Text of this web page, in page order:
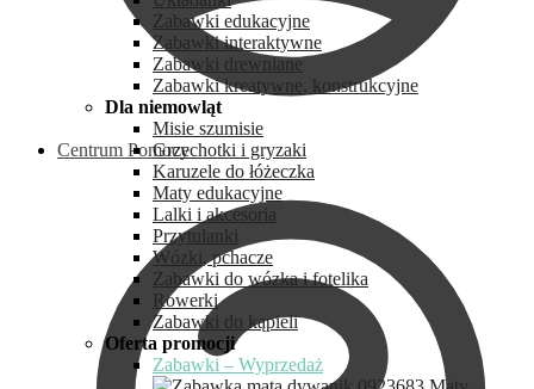
Centrum Pomocy
Zabawki edukacyjne
Zabawki interaktywne
Zabawki drewniane
Zabawki kreatywne, konstrukcyjne
Dla niemowląt
Misie szumisie
Grzechotki i gryzaki
Karuzele do łóżeczka
Maty edukacyjne
Lalki i akcesoria
Przytulanki
Wózki, pchacze
Zabawki do wózka i fotelika
Rowerki
Zabawki do kąpieli
Oferta promocji
Zabawki – Wyprzedaż